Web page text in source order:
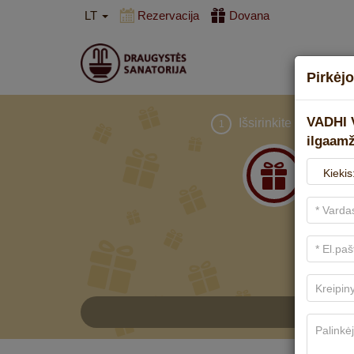
LT Rezervacija Dovana
1 Išsirinkite dovaną
VADHI